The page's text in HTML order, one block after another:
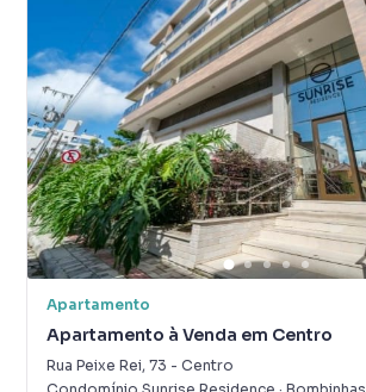
Apartamento
Apartamento à Venda em Centro
Rua Peixe Rei, 73 - Centro